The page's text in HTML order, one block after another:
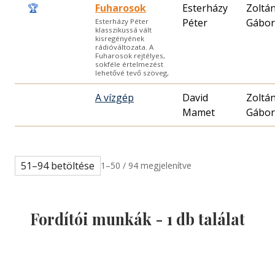
🏆 Fuharosok
Esterházy Péter
klasszikussá vált
kisregényének
rádióváltozata. A
Fuharosok rejtélyes,
sokféle értelmezést
lehetővé tevő szöveg,
Esterházy
Péter
Gábor
A vízgép
David
Mamet
Gábor
51–94 betöltése 1–50 / 94 megjelenítve
Fordítói munkák - 1 db találat